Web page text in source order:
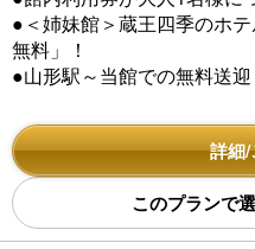
●＜姉妹館＞蔵王四季のホ
無料」！
●山形駅～当館での無料送
詳細
このプランで